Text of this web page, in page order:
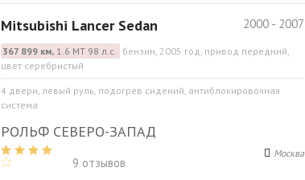
2000 - 2007
Mitsubishi Lancer Sedan
367 899 км,1.6 МТ 98 л.с. бензин, 2005 год, привод передний,
цвет серебристый
4 двери, левый руль, подогрев сидений, антиблокировочная
система
РОЛЬФ СЕВЕРО-ЗАПАД
9 отзывов
Москва